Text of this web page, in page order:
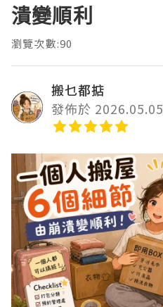
潰變順利
瀏覽次數:90
搬乜都掂
發佈於 2026.05.05